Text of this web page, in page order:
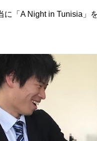
に「A Night in Tunisia」